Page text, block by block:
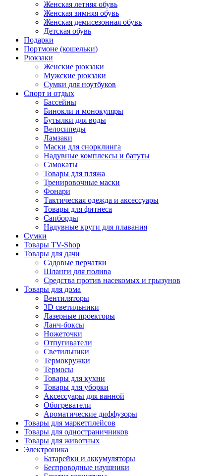
Женская летняя обувь
Женская зимняя обувь
Женская демисезонная обувь
Детская обувь
Подарки
Портмоне (кошельки)
Рюкзаки
Женские рюкзаки
Мужские рюкзаки
Сумки для ноутбуков
Спорт и отдых
Бассейны
Бинокли и монокуляры
Бутылки для воды
Велосипеды
Ламзаки
Маски для снорклинга
Надувные комплексы и батуты
Самокаты
Товары для пляжа
Тренировочные маски
Фонари
Тактическая одежда и аксессуары
Товары для фитнеса
Сапборды
Надувные круги для плавания
Сумки
Товары TV-Shop
Товары для дачи
Садовые перчатки
Шланги для полива
Средства против насекомых и грызунов
Товары для дома
Вентиляторы
3D светильники
Лазерные проекторы
Ланч-боксы
Ножеточки
Отпугиватели
Светильники
Термокружки
Термосы
Товары для кухни
Товары для уборки
Аксессуары для ванной
Обогреватели
Ароматические диффузоры
Товары для маркетплейсов
Товары для одностраничников
Товары для животных
Электроника
Батарейки и аккумуляторы
Беспроводные наушники